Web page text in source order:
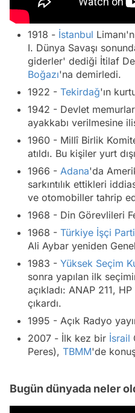
1918 - İstanbul
I. Dünya Savaşı
giderler' dediği İtilaf
Boğazı'na demirledi.
1922 - Tekirdağ'ın
1942 - Devlet
ayakkabı verilmesine
1960 - Millî Birlik
atıldı. Bu kişiler yurt
1966 - Adana'da
sarkıntılık ettikleri
ve otomobiller tahrip
1968 - Din Görevlileri
1968 - Türkiye İşçi
Ali Aybar yeniden
1983 - Yüksek Seçim
sonra yapılan ilk
açıkladı: ANAP 211,
çıkardı.
1995 - Açık Radyo
2007 - İlk kez bir İsrail
Peres), TBMM'de
Bugün dünyada neler